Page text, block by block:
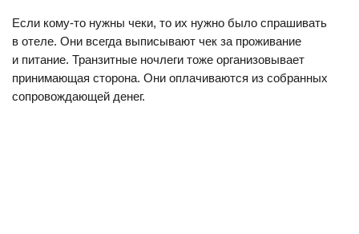
Если кому-то нужны чеки, то их нужно было спрашивать
в отеле. Они всегда выписывают чек за проживание
и питание. Транзитные ночлеги тоже организовывает
принимающая сторона. Они оплачиваются из собранных
сопровождающей денег.